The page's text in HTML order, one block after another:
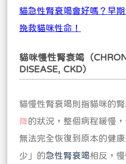
貓急性腎衰竭會好嗎？早
挽救貓咪性命！
貓咪慢性腎衰竭（
DISEASE, CKD）
貓慢性腎衰竭則指貓咪的
降的狀況，整個病程緩慢
無法完全恢復到原本的健康
少」的急性腎衰竭相反，